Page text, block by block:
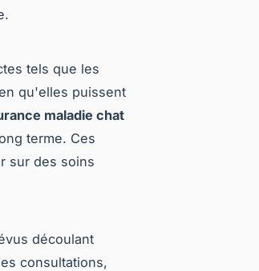
tels que les
qu'elles puissent
maladie chat
terme. Ces
sur des soins
découlant
consultations,